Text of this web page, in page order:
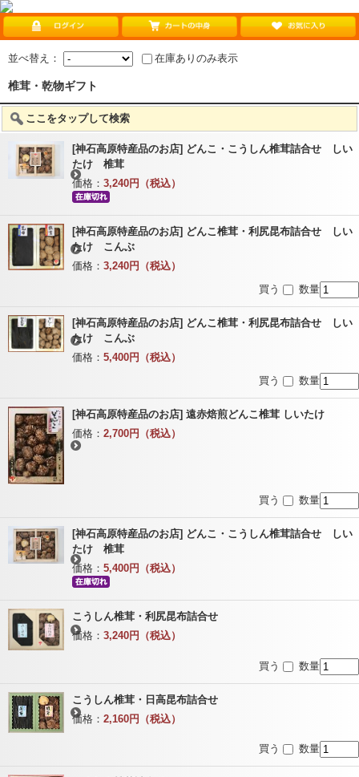
並べ替え： 在庫ありのみ表示
椎茸・乾物ギフト
ここをタップして検索
[神石高原特産品のお店] どんこ・こうしん椎茸詰合せ しい
たけ 椎茸
価格： 3,240円（税込）
[神石高原特産品のお店] どんこ椎茸・利尻昆布詰合せ しい
たけ こんぶ
価格： 3,240円（税込）
買う
数量
[神石高原特産品のお店] どんこ椎茸・利尻昆布詰合せ しい
たけ こんぶ
価格： 5,400円（税込）
買う
数量
[神石高原特産品のお店] 遠赤焙煎どんこ椎茸 しいたけ
価格： 2,700円（税込）
買う 数量
[神石高原特産品のお店] どんこ・こうしん椎茸詰合せ しい
たけ 椎茸
価格： 5,400円（税込）
こうしん椎茸・利尻昆布詰合せ
価格： 3,240円（税込）
買う 数量
こうしん椎茸・日高昆布詰合せ
価格： 2,160円（税込）
買う 数量